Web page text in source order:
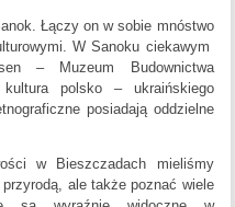
Łączy on w sobie mnóstwo
W Sanoku ciekawym
– Muzeum Budownictwa
polsko – ukraińskiego
posiadają oddzielne
w Bieszczadach mieliśmy
ale także poznać wiele